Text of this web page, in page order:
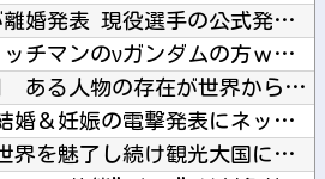
【阪神】 大山悠輔が離婚発表 現役選手の公式発表は「異例中の...
【画像】 サンドウィッチマンのνガンダムの方ｗｗｗｗｗｗｗｗ...
【パラレルワールド】 ある人物の存在が世界から完全に消失…何...
川口春奈、板倉滉と結婚＆妊娠の電撃発表にネットは騒然 「え？...
韓国人「何故日本が世界を魅了し続け観光大国になったのか？その...